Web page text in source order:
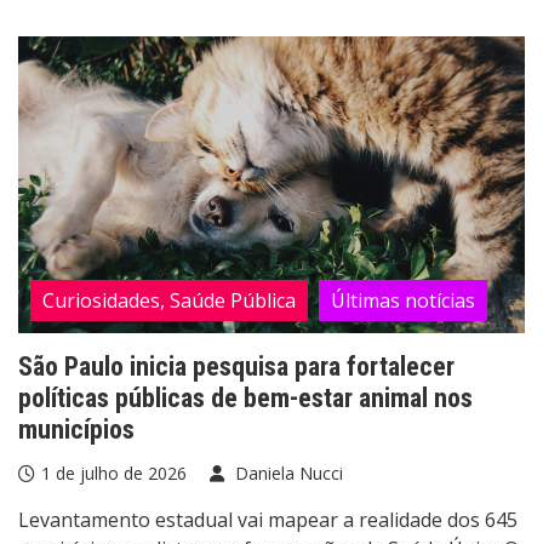
Curiosidades, Saúde Pública Últimas notícias
São Paulo inicia pesquisa para fortalecer
políticas públicas de bem-estar animal nos
municípios
1 de julho de 2026 Daniela Nucci
Levantamento estadual vai mapear a realidade dos 645